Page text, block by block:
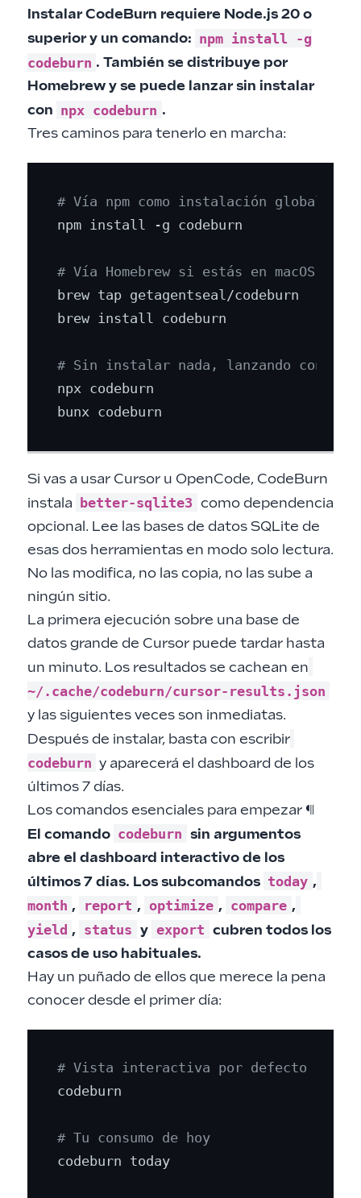
Instalar CodeBurn requiere Node.js 20 o
superior y un comando: npm install -g
codeburn . También se distribuye por
Homebrew y se puede lanzar sin instalar
con npx codeburn .
Tres caminos para tenerlo en marcha:
# Vía npm como instalación global
npm install -g codeburn
# Vía Homebrew si estás en macOS o
brew tap getagentseal/codeburn
brew install codeburn
# Sin instalar nada, lanzando con npx
npx codeburn
Si vas a usar Cursor u OpenCode, CodeBurn
instala better-sqlite3 como dependencia
opcional. Lee las bases de datos SQLite de
esas dos herramientas en modo solo lectura.
No las modifica, no las copia, no las sube a
ningún sitio.
La primera ejecución sobre una base de
datos grande de Cursor puede tardar hasta
un minuto. Los resultados se cachean en
~/.cache/codeburn/cursor-results.json
y las siguientes veces son inmediatas.
Después de instalar, basta con escribir
codeburn y aparecerá el dashboard de los
últimos 7 días.
Los comandos esenciales para empezar ¶
El comando codeburn sin argumentos
abre el dashboard interactivo de los
últimos 7 días. Los subcomandos today ,
month , report , optimize , compare ,
yield , status y export cubren todos los
casos de uso habituales.
Hay un puñado de ellos que merece la pena
conocer desde el primer día:
# Vista interactiva por defecto
codeburn
# Tu consumo de hoy
codeburn today